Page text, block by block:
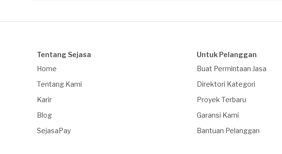
Tentang Sejasa
Home
Tentang Kami
Karir
Blog
SejasaPay
Untuk Pelanggan
Buat Permintaan Jasa
Direktori Kategori
Proyek Terbaru
Garansi Kami
Bantuan Pelanggan